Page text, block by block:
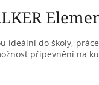
ideální do školy,
připevnění na